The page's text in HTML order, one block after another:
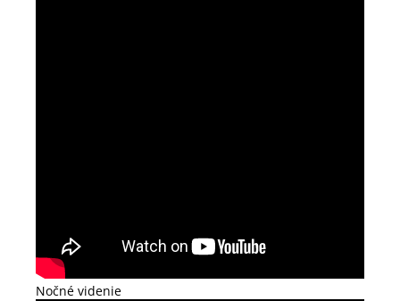
Nočné videnie